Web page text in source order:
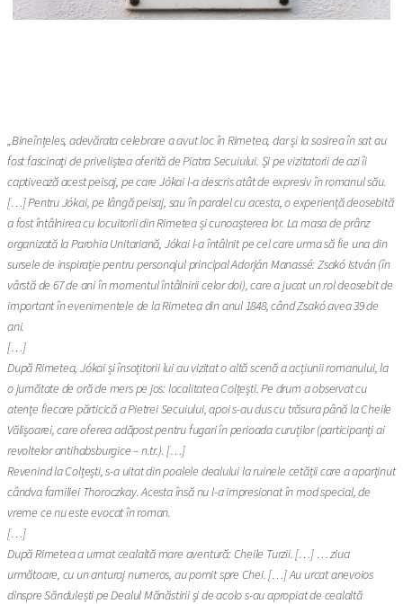
„Bineînțeles, adevărata celebrare a avut loc în Rimetea, dar și la sosirea în sat au
fost fascinați de priveliștea oferită de Piatra Secuiului. Și pe vizitatorii de azi îi
captivează acest peisaj, pe care Jókai l-a descris atât de expresiv în romanul său.
[…] Pentru Jókai, pe lângă peisaj, sau în paralel cu acesta, o experiență deosebită
a fost întâlnirea cu locuitorii din Rimetea și cunoașterea lor. La masa de prânz
organizată la Parohia Unitariană, Jókai l-a întâlnit pe cel care urma să fie una din
sursele de inspirație pentru personajul principal Adorján Manassé: Zsakó István (în
vârstă de 67 de ani în momentul întâlnirii celor doi), care a jucat un rol deosebit de
important în evenimentele de la Rimetea din anul 1848, când Zsakó avea 39 de
ani.
[…]
După Rimetea, Jókai și însoțitorii lui au vizitat o altă scenă a acțiunii romanului, la
o jumătate de oră de mers pe jos: localitatea Colțești. Pe drum a observat cu
atențe fiecare părticică a Pietrei Secuiului, apoi s-au dus cu trăsura până la Cheile
Vălișoarei, care oferea adăpost pentru fugari în perioada curuților (participanți ai
revoltelor antihabsburgice – n.tr.). […]
Revenind la Colțești, s-a uitat din poalele dealului la ruinele cetății care a aparținut
cândva familiei Thoroczkay. Acesta însă nu l-a impresionat în mod special, de
vreme ce nu este evocat în roman.
[…]
După Rimetea a urmat cealaltă mare aventură: Cheile Turzii. […] … ziua
următoare, cu un anturaj numeros, au pornit spre Chei. […] Au urcat anevoios
dinspre Săndulești pe Dealul Mănăstirii și de acolo s-au apropiat de cealaltă